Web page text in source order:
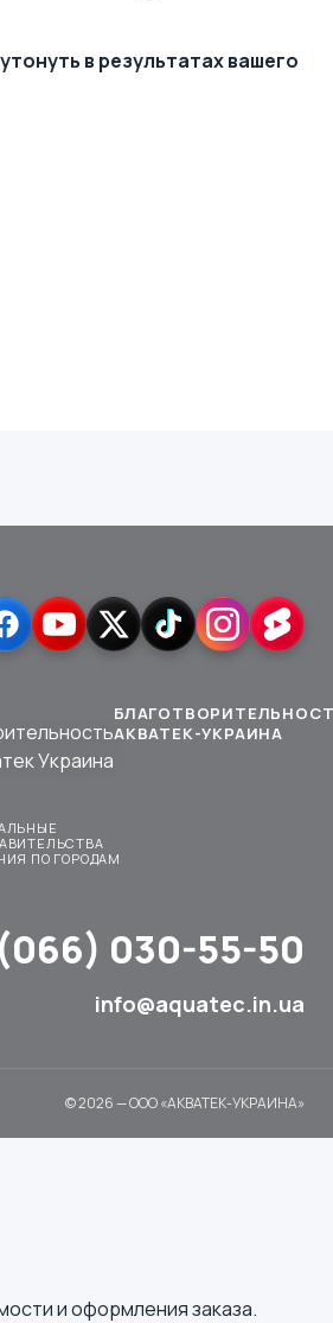
в результатах вашего
АКВАТЕК-УКРАИНА
ПО ГОРОДАМ
030-55-50
info@aquatec.in.ua
© 2026 — ООО «АКВАТЕК-УКРАИНА»
и оформления заказа.